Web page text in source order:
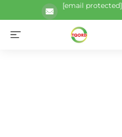
[email protected]